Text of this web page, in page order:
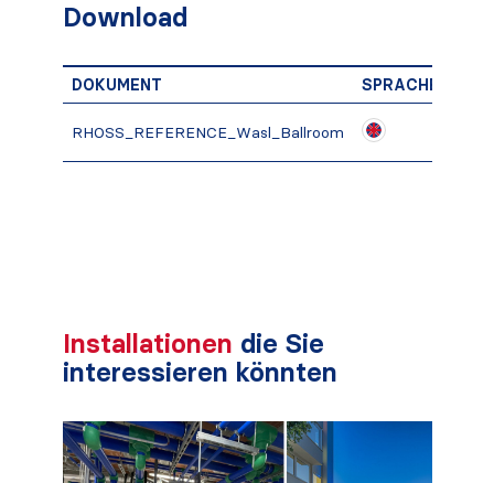
Download
DOKUMENT SPRACHE
RHOSS_REFERENCE_Wasl_Ballroom
Installationen die Sie
interessieren könnten